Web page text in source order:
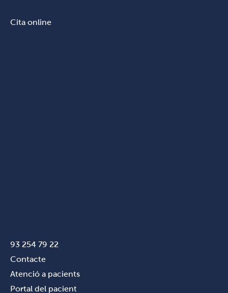
Cita online
93 254 79 22
Contacte
Atenció a pacients
Portal del pacient